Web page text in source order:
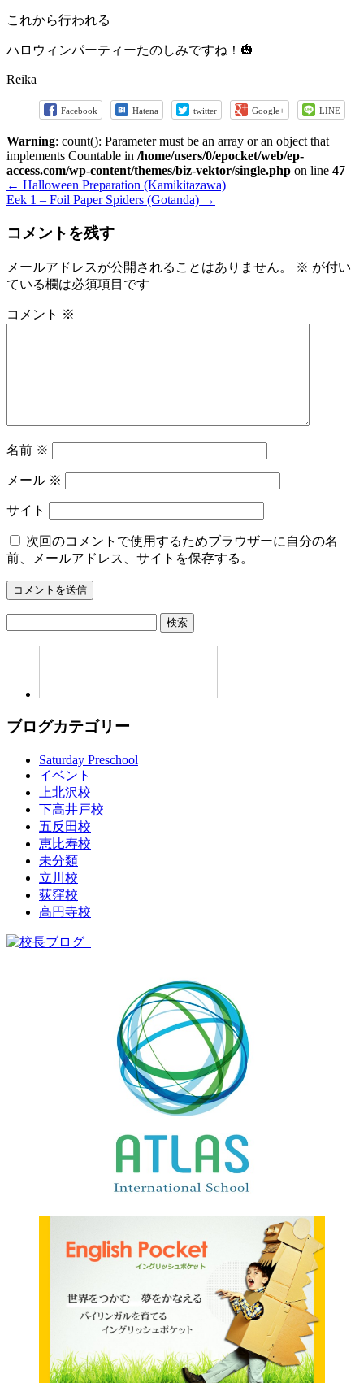
これから行われる
ハロウィンパーティーたのしみですね！🎃
Reika
Facebook Hatena twitter Google+ LINE
Warning: count(): Parameter must be an array or an object that
implements Countable in /home/users/0/epocket/web/ep-
access.com/wp-content/themes/biz-vektor/single.php on line 47
← Halloween Preparation (Kamikitazawa)
Eek 1 – Foil Paper Spiders (Gotanda) →
コメントを残す
メールアドレスが公開されることはありません。 ※ が付い
ている欄は必須項目です
コメント ※
名前 ※
メール ※
サイト
次回のコメントで使用するためブラウザーに自分の名
前、メールアドレス、サイトを保存する。
ブログカテゴリー
Saturday Preschool
イベント
上北沢校
下高井戸校
五反田校
恵比寿校
未分類
立川校
荻窪校
高円寺校